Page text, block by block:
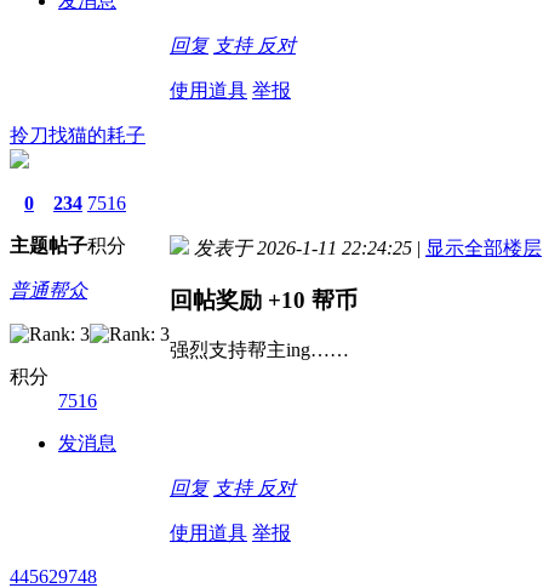
回复 支持 反对
使用道具 举报
拎刀找猫的耗子
0
主题
234
帖子
7516
积分
普通帮众
积分
7516
发消息
发表于 2026-1-11 22:24:25 | 显示全部楼层
回帖奖励 +10 帮币
强烈支持帮主ing……
回复 支持 反对
使用道具 举报
445629748